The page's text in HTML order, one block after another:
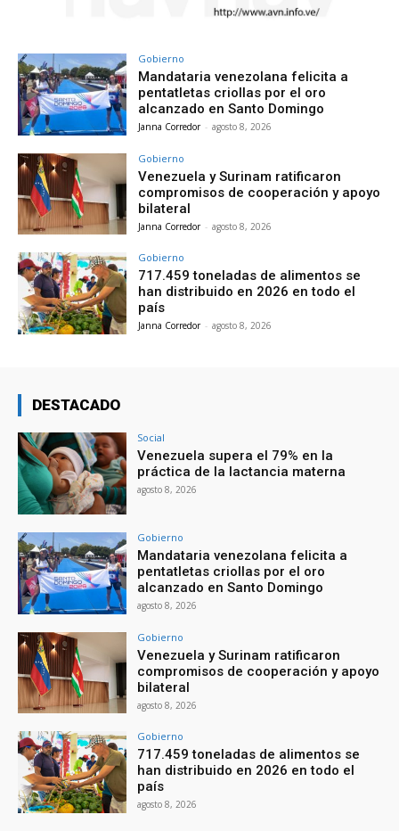
Gobierno
Mandataria venezolana felicita a
pentatletas criollas por el oro
alcanzado en Santo Domingo
Janna Corredor - agosto 8, 2026
Gobierno
Venezuela y Surinam ratificaron
compromisos de cooperación y apoyo
bilateral
Janna Corredor - agosto 8, 2026
Gobierno
717.459 toneladas de alimentos se
han distribuido en 2026 en todo el
país
Janna Corredor - agosto 8, 2026
DESTACADO
Social
Venezuela supera el 79% en la
práctica de la lactancia materna
agosto 8, 2026
Gobierno
Mandataria venezolana felicita a
pentatletas criollas por el oro
alcanzado en Santo Domingo
agosto 8, 2026
Gobierno
Venezuela y Surinam ratificaron
compromisos de cooperación y apoyo
bilateral
agosto 8, 2026
Gobierno
717.459 toneladas de alimentos se
han distribuido en 2026 en todo el
país
agosto 8, 2026